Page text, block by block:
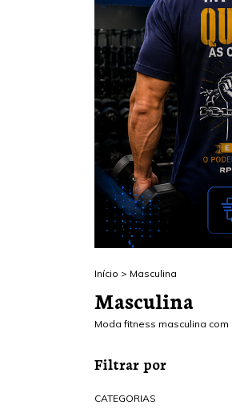
Início > Masculina
Masculina
Moda fitness masculina
Filtrar por
CATEGORIAS